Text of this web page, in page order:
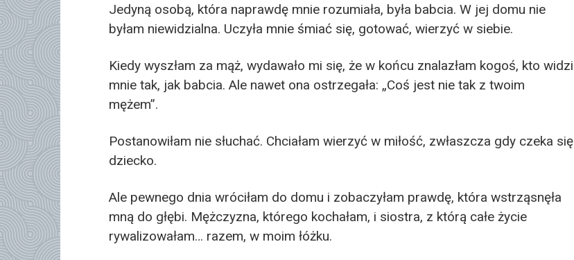
Jedyną osobą, która naprawdę mnie rozumiała, była babcia. W jej domu nie
byłam niewidzialna. Uczyła mnie śmiać się, gotować, wierzyć w siebie.
Kiedy wyszłam za mąż, wydawało mi się, że w końcu znalazłam kogoś, kto widzi
mnie tak, jak babcia. Ale nawet ona ostrzegała: „Coś jest nie tak z twoim
mężem”.
Postanowiłam nie słuchać. Chciałam wierzyć w miłość, zwłaszcza gdy czeka się
dziecko.
Ale pewnego dnia wróciłam do domu i zobaczyłam prawdę, która wstrząsnęła
mną do głębi. Mężczyzna, którego kochałam, i siostra, z którą całe życie
rywalizowałam… razem, w moim łóżku.